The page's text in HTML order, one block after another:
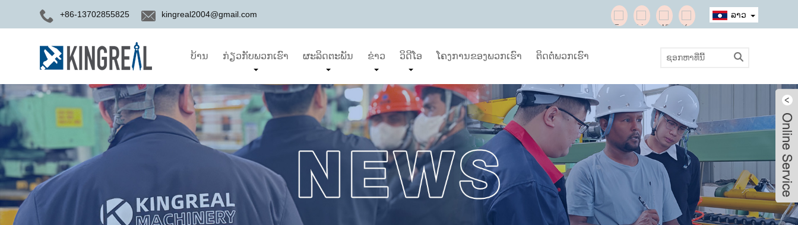
+86-13702855825 kingreal2004@gmail.com ລາວ
ບ້ານ ກ່ຽວກັບພວກເຮົາ ຜະລິດຕະພັນ ຂ່າວ ວິດີໂອ ໂຄງການຂອງພວກເຮົາ ຕິດຕໍ່ພວກເຮົາ